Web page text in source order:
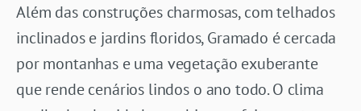
Além das construções charmosas, com telhados
inclinados e jardins floridos, Gramado é cercada
por montanhas e uma vegetação exuberante
que rende cenários lindos o ano todo. O clima